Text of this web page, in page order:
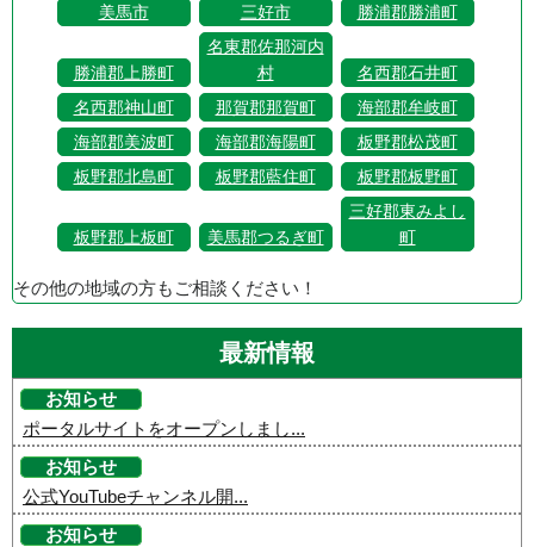
美馬市
三好市 勝浦郡勝浦町
勝浦郡上勝町
名東郡佐那河内
村
名西郡石井町
名西郡神山町
那賀郡那賀町
海部郡牟岐町
海部郡美波町
海部郡海陽町
板野郡松茂町
板野郡北島町
板野郡藍住町 板野郡板野町
板野郡上板町 美馬郡つるぎ町
三好郡東みよし
町
その他の地域の方もご相談ください！
最新情報
お知らせ
ポータルサイトをオープンしまし...
お知らせ
公式YouTubeチャンネル開...
お知らせ